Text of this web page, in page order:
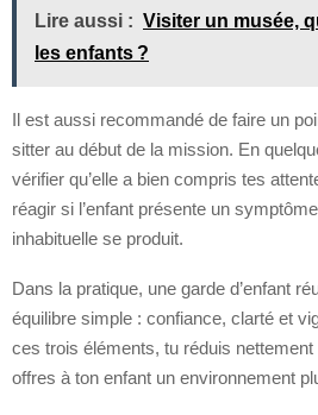
Lire aussi : Visiter un musée,
les enfants ?
Il est aussi recommandé de faire un
sitter au début de la mission. En
vérifier qu’elle a bien compris tes
réagir si l’enfant présente un
inhabituelle se produit.
Dans la pratique, une garde d’enfant
équilibre simple : confiance, clarté et
ces trois éléments, tu réduis
offres à ton enfant un environnement